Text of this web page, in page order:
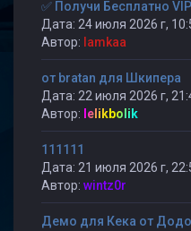
✅ Получи Бесплатно
Дата: 24 июля 2026 г,
Автор: lamkaa
от bratan для Шкипера
Дата: 22 июля 2026 г,
Автор: lelikbolik
111111
Дата: 21 июля 2026 г,
Автор: wintz0r
Демо для Кека от